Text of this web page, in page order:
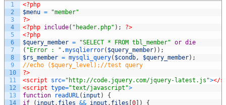
1
2
3
4
5
6
7
8
9
10
11
12
13
14
<?php
$menu =
"member"
?>
<?php include( "header.php" ) ;
?>
<?php
$query_member = "SELECT * FROM tbl_member" or die
( "Error : " .mysqlierror( $query_member) ) ;
$rs_member = mysqli_query( $condb, $query_member) ;
//echo ($query_level);//test query
?>
<script src="http://code.jquery.com/jquery-latest.js"></
<script type="text/javascript">
function
readURL( input )
{
if
( input . files && input . files [0] )
{